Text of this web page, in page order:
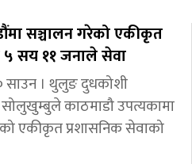
सञ्चालन गरेको एकीकृत
५ सय ११ जनाले सेवा
साउन । थुलुङ दुधकोशी
काठमाडौ उपत्यकामा
एकीकृत प्रशासनिक सेवाको